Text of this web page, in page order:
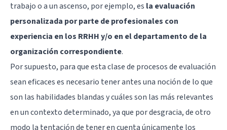
trabajo o a un ascenso, por ejemplo, es la evaluación
personalizada por parte de profesionales con
experiencia en los RRHH y/o en el departamento de la
organización correspondiente.
Por supuesto, para que esta clase de procesos de evaluación
sean eficaces es necesario tener antes una noción de lo que
son las habilidades blandas y cuáles son las más relevantes
en un contexto determinado, ya que por desgracia, de otro
modo la tentación de tener en cuenta únicamente los